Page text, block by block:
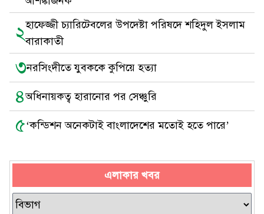
২হাফেজ্জী চ্যারিটেবলের উপদেষ্টা পরিষদে শহিদুল ইসলাম
বারাকাতী
৩নরসিংদীতে যুবককে কুপিয়ে হত্যা
৪অধিনায়কত্ব হারানোর পর সেঞ্চুরি
৫‘কন্ডিশন অনেকটাই বাংলাদেশের মতোই হতে পারে’
এলাকার খবর